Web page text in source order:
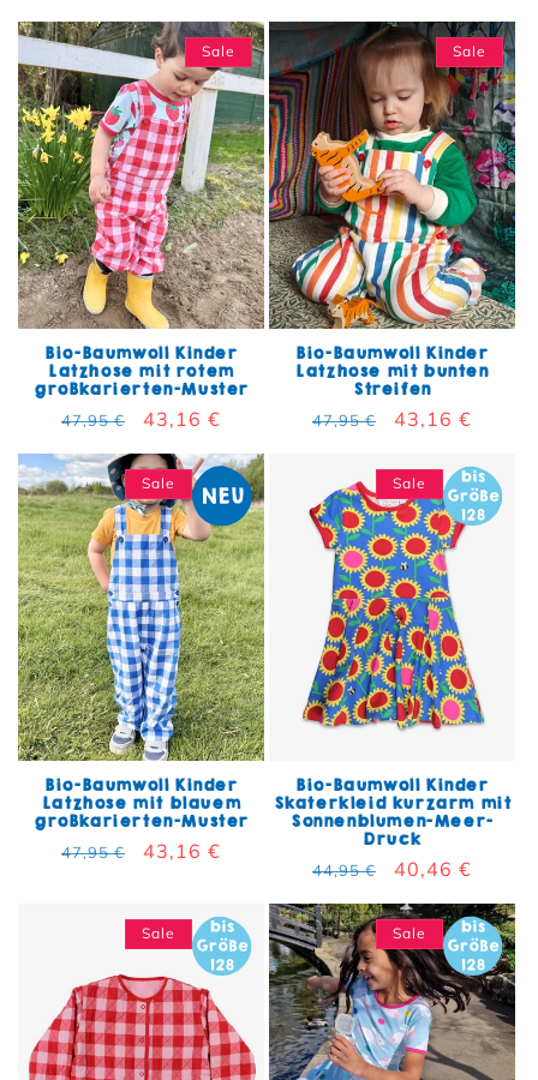
Sale
Bio-Baumwoll Kinder
Latzhose mit rotem
großkarierten-Muster
Normaler Preis
47,95 € Verkaufspreis
43,16 €
Sale
Bio-Baumwoll Kinder
Latzhose mit bunten
Streifen
Normaler Preis
47,95 € Verkaufspreis
43,16 €
Sale
Bio-Baumwoll Kinder
Latzhose mit blauem
großkarierten-Muster
Normaler Preis
47,95 € Verkaufspreis
43,16 €
Sale
Bio-Baumwoll Kinder
Skaterkleid kurzarm mit
Sonnenblumen-Meer-
Druck
Normaler Preis
44,95 € Verkaufspreis
40,46 €
Sale Sale